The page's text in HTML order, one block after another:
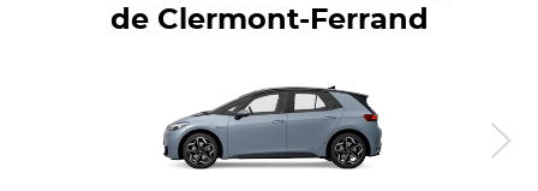
de Clermont-Ferrand